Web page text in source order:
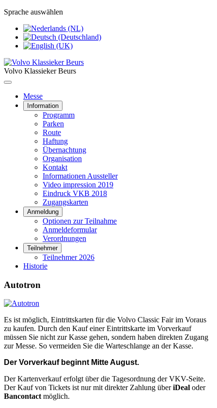
Sprache auswählen
Volvo Klassieker Beurs
Messe
Information
Programm
Parken
Route
Haftung
Übernachtung
Organisation
Kontakt
Informationen Aussteller
Video impression 2019
Eindruck VKB 2018
Zugangskarten
Anmeldung
Optionen zur Teilnahme
Anmeldeformular
Verordnungen
Teilnehmer
Teilnehmer 2026
Historie
Autotron
Es ist möglich, Eintrittskarten für die Volvo Classic Fair im Voraus
zu kaufen. Durch den Kauf einer Eintrittskarte im Vorverkauf
müssen Sie nicht zur Kasse gehen, sondern haben direkten Zugang
zur Messe. So vermeiden Sie die Warteschlange an der Kasse.
Der Vorverkauf beginnt Mitte August.
Der Kartenverkauf erfolgt über die Tagesordnung der VKV-Seite.
Der Kauf von Tickets ist nur mit direkter Zahlung überiDeal oder
Bancontactmöglich.